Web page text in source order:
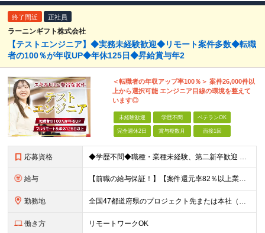
終了間近 正社員
ラーニンギフト株式会社
【テストエンジニア】◆実務未経験歓迎◆リモート案件多数◆転職
者の100％が年収UP◆年休125日◆昇給賞与年2
＜転職者の年収アップ率100％＞ 案件26,000件以
上から選択可能 エンジニア目線の環境を整えて
います◎
未経験歓迎 学歴不問 ベテランOK
完全週休2日 賞与複数月 面接1回
応募資格 ◆学歴不問◆職種・業種未経験、第二新卒歓迎 【具体的には】 1ヶ月でも実務経験があれば尚◎ ※豊富な経験者は特に給与面で大きな優遇有 ＜経験浅めの方でも歓迎＞ ★以下「◎」いずれかに該当される
給与 【前職の給与保証！】【案件還元率82％以上業界最高水準！】【転職者の100%が収入UPを実現！】 ＼スキルに見合った収入を望む方は、ぜひ！／ 【経験1年未満の方】 月給23万円～35万円 ※月給には
勤務地 全国47都道府県のプロジェクト先または本社（新宿区） ◎勤務地は希望を考慮。転勤はありません。 ◎フルリモート(完全在宅勤務）多数あります。 ◎転職時にお引越しをご検討の際には引越し費用または住宅手
働き方 リモートワークOK